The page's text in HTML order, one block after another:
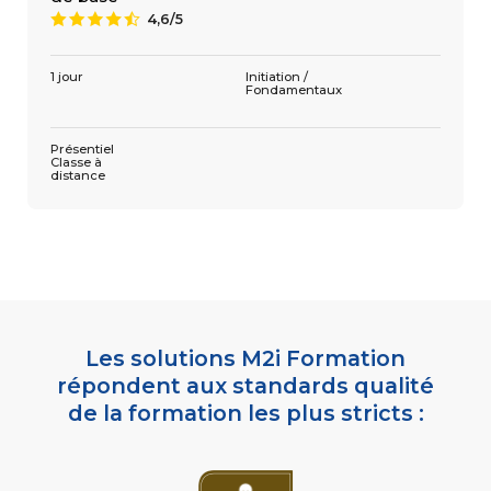
9 4,6/5
1 jour
Initiation /
Fondamentaux
Présentiel
Classe à
distance
Les solutions M2i Formation
répondent aux standards qualité
de la formation les plus stricts :